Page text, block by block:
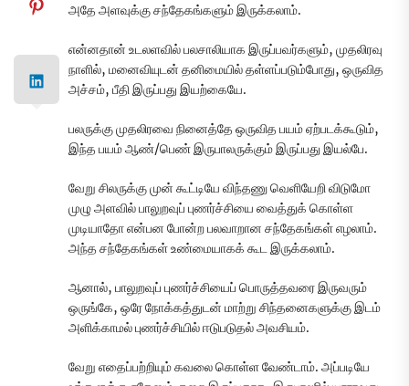
அதே அளவுக்கு சந்தேகங்களும் இருக்கலாம்.
என்னதான் உடலளவில் பலசாலியாக இருப்பவர்களும், முதலிரவு
நாளில், மனைவியுடன் தனிமையில் தள்ளப்படும்போது, ஒருவித
அச்சம், பீதி இருப்பது இயற்கையே.
பலருக்கு முதலிரவை நினைத்தே ஒருவித பயம் ஏற்படக்கூடும்,
இந்த பயம் ஆண்/பெண் இருபாலருக்கும் இருப்பது இயல்பே.
வேறு சிலருக்கு முன் கூட்டியே விந்தணு வெளியேறி விடுமோ
முழு அளவில் பாலுறவுப் புணர்ச்சியை வைத்துக் கொள்ள
முடியாதோ என்பன போன்ற பலவாறான சந்தேகங்கள் எழலாம்.
அந்த சந்தேகங்கள் உண்மையாகக் கூட இருக்கலாம்.
ஆனால், பாலுறவுப் புணர்ச்சியைப் பொருத்தவரை இருவரும்
ஒருங்கே, ஒரே நோக்கத்துடன் மாற்று சிந்தனைகளுக்கு இடம்
அளிக்காமல் புணர்ச்சியில் ஈடுபடுதல் அவசியம்.
வேறு எதைப்பற்றியும் கவலை கொள்ள வேண்டாம். அப்படியே